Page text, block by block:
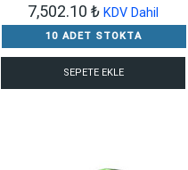
7,502.10 ₺ KDV Dahil
10 ADET STOKTA
SEPETE EKLE